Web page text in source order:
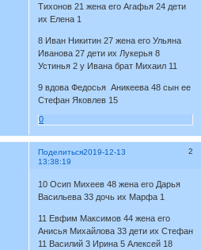
Тихонов 21 жена его Агафья 24 дети
их Елена 1
8 Иван Никитин 27 жена его Ульяна
Иванова 27 дети их Лукерья 8
Устинья 2 у Ивана брат Михаил 11
9 вдова Федосья Аникеева 48 сын ее
Стефан Яковлев 15
0
Поделиться 2
2019-12-13
13:38:19
10 Осип Михеев 48 жена его Дарья
Васильева 33 дочь их Марфа 1
11 Евфим Максимов 44 жена его
Анисья Михайлова 33 дети их Стефан
11 Василий 3 Ирина 5 Алексей 18